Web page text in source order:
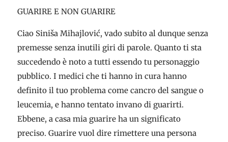
GUARIRE E NON GUARIRE
Ciao Siniša Mihajlović, vado subito al dunque senza
premesse senza inutili giri di parole. Quanto ti sta
succedendo è noto a tutti essendo tu personaggio
pubblico. I medici che ti hanno in cura hanno
definito il tuo problema come cancro del sangue o
leucemia, e hanno tentato invano di guarirti.
Ebbene, a casa mia guarire ha un significato
preciso. Guarire vuol dire rimettere una persona